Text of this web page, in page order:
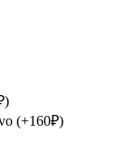
(+160₽)